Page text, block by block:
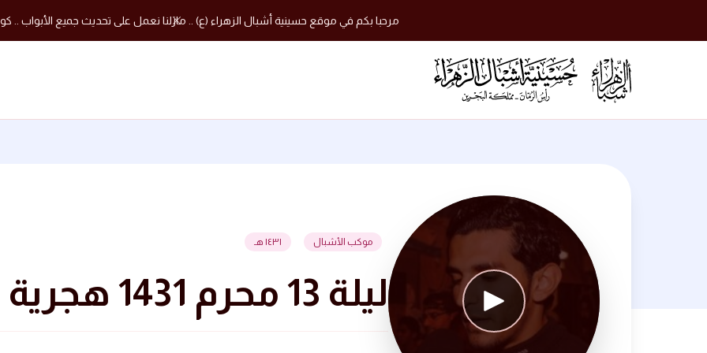
مرحبا بكم في موقع حسينية أشبال الزهراء (ع) .. مازلنا نعمل على تحديث جميع الأبواب ..
موكب الأشبال ١٤٣١ هـ
ليلة 13 محرم 1431 هجرية